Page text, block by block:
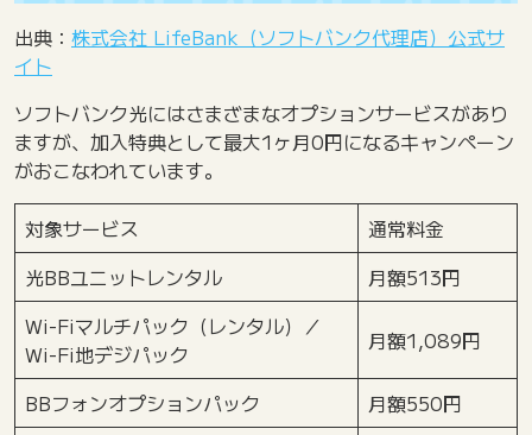
出典： 株式会社 LifeBank（ソフトバンク代理店）公式サ
イト
ソフトバンク光にはさまざまなオプションサービスがあり
ますが、加入特典として最大1ヶ月0円になるキャンペーン
がおこなわれています。
対象サービス
通常料金
光BBユニットレンタル
月額513円
Wi-Fiマルチパック（レンタル）／
Wi-Fi地デジパック
月額1,089円
BBフォンオプションパック
月額550円